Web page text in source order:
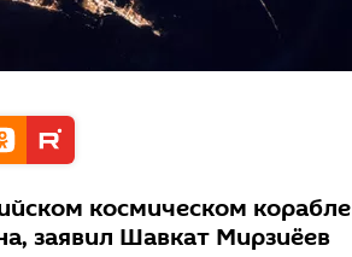
космическом корабле
заявил Шавкат Мирзиёев